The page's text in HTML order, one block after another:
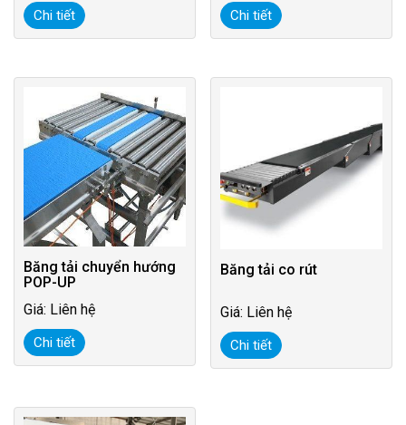
Chi tiết Chi tiết
Băng tải chuyển hướng
POP-UP
Giá: Liên hệ
Chi tiết
Băng tải co rút
Giá: Liên hệ
Chi tiết